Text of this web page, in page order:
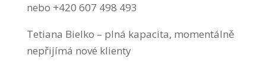
nebo +420 607 498 493
Tetiana Bielko – plná kapacita, momentálně
nepřijímá nové klienty